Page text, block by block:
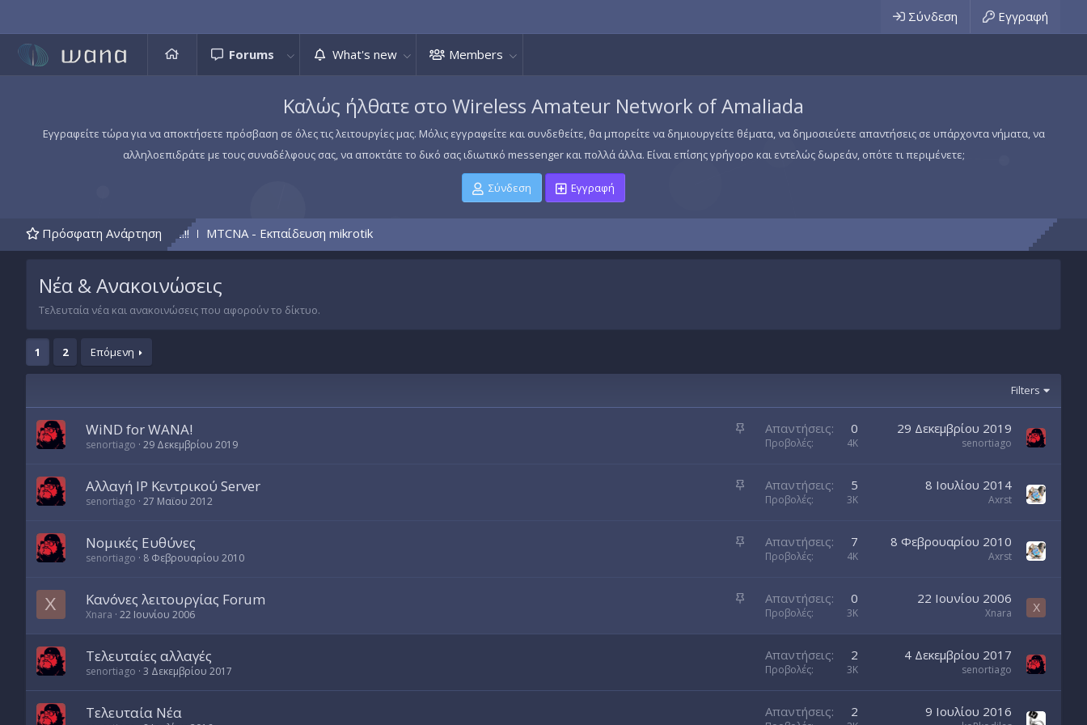
Σύνδεση Εγγραφή
Forums What's new Members
Καλώς ήλθατε στο Wireless Amateur Network of Amaliada
Εγγραφείτε τώρα για να αποκτήσετε πρόσβαση σε όλες τις λειτουργίες μας. Μόλις εγγραφείτε και συνδεθείτε, θα μπορείτε να δημιουργείτε θέματα, να δημοσιεύετε απαντήσεις σε υπάρχοντα νήματα, να
αλληλοεπιδράτε με τους συναδέλφους σας, να αποκτάτε το δικό σας ιδιωτικό messenger και πολλά άλλα. Είναι επίσης γρήγορο και εντελώς δωρεάν, οπότε τι περιμένετε;
Σύνδεση Εγγραφή
Πρόσφατη Ανάρτηση
mode..... Vol 2!!! MTCNA - Εκπαίδευση mikrotik
Νέα & Ανακοινώσεις
Τελευταία νέα και ανακοινώσεις που αφορούν το δίκτυο.
1 2 Επόμενη
Filters
Κ
ω
ν
WiND for WANA!
senortiago 29 Δεκεμβρίου 2019
Απαντήσεις 0
Προβολές 4K
29 Δεκεμβρίου 2019
senortiago
Κ
ω
έ
Αλλαγή IP Κεντρικού Server
senortiago 27 Μαϊου 2012
Απαντήσεις 5
Προβολές 3K
8 Ιουλίου 2014
Axrst
Κ
έ
Νομικές Ευθύνες
senortiago 8 Φεβρουαρίου 2010
Απαντήσεις 7
Προβολές 4K
8 Φεβρουαρίου 2010
Axrst
X
Κ
ρ
Κανόνες λειτουργίας Forum
Xnara 22 Ιουνίου 2006
Απαντήσεις 0
Προβολές 3K
22 Ιουνίου 2006
Xnara X
Τελευταίες αλλαγές
senortiago 3 Δεκεμβρίου 2017
Απαντήσεις 2
Προβολές 3K
4 Δεκεμβρίου 2017
senortiago
Τελευταία Νέα Απαντήσεις 2 9 Ιουλίου 2016